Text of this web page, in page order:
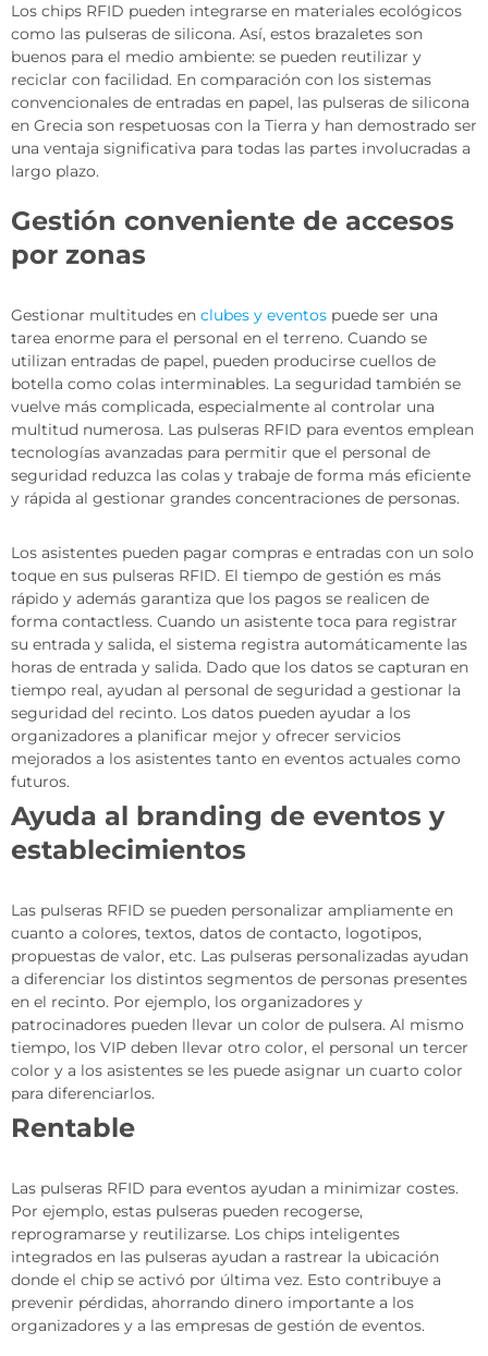
Los chips RFID pueden integrarse en materiales ecológicos
como las pulseras de silicona. Así, estos brazaletes son
buenos para el medio ambiente: se pueden reutilizar y
reciclar con facilidad. En comparación con los sistemas
convencionales de entradas en papel, las pulseras de silicona
en Grecia son respetuosas con la Tierra y han demostrado ser
una ventaja significativa para todas las partes involucradas a
largo plazo.
Gestión conveniente de accesos
por zonas
Gestionar multitudes en clubes y eventos puede ser una
tarea enorme para el personal en el terreno. Cuando se
utilizan entradas de papel, pueden producirse cuellos de
botella como colas interminables. La seguridad también se
vuelve más complicada, especialmente al controlar una
multitud numerosa. Las pulseras RFID para eventos emplean
tecnologías avanzadas para permitir que el personal de
seguridad reduzca las colas y trabaje de forma más eficiente
y rápida al gestionar grandes concentraciones de personas.
Los asistentes pueden pagar compras e entradas con un solo
toque en sus pulseras RFID. El tiempo de gestión es más
rápido y además garantiza que los pagos se realicen de
forma contactless. Cuando un asistente toca para registrar
su entrada y salida, el sistema registra automáticamente las
horas de entrada y salida. Dado que los datos se capturan en
tiempo real, ayudan al personal de seguridad a gestionar la
seguridad del recinto. Los datos pueden ayudar a los
organizadores a planificar mejor y ofrecer servicios
mejorados a los asistentes tanto en eventos actuales como
futuros.
Ayuda al branding de eventos y
establecimientos
Las pulseras RFID se pueden personalizar ampliamente en
cuanto a colores, textos, datos de contacto, logotipos,
propuestas de valor, etc. Las pulseras personalizadas ayudan
a diferenciar los distintos segmentos de personas presentes
en el recinto. Por ejemplo, los organizadores y
patrocinadores pueden llevar un color de pulsera. Al mismo
tiempo, los VIP deben llevar otro color, el personal un tercer
color y a los asistentes se les puede asignar un cuarto color
para diferenciarlos.
Rentable
Las pulseras RFID para eventos ayudan a minimizar costes.
Por ejemplo, estas pulseras pueden recogerse,
reprogramarse y reutilizarse. Los chips inteligentes
integrados en las pulseras ayudan a rastrear la ubicación
donde el chip se activó por última vez. Esto contribuye a
prevenir pérdidas, ahorrando dinero importante a los
organizadores y a las empresas de gestión de eventos.